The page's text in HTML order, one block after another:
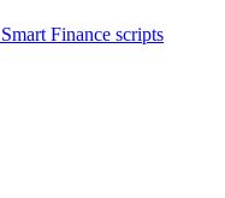
Smart Finance scripts